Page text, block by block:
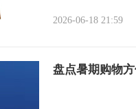
2026-06-18 21:59
盘点暑期购物